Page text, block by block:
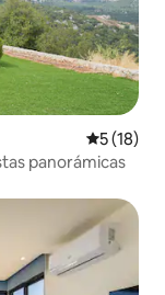
5 (18)
panorámicas